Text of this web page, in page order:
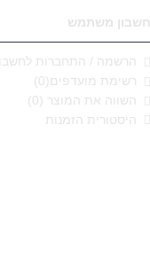
חשבון משתמש
הרשמה / התחברות לחשבון
רשימת מועדפים(0
)
השווה את המוצר (0
)
היסטורית הזמנות